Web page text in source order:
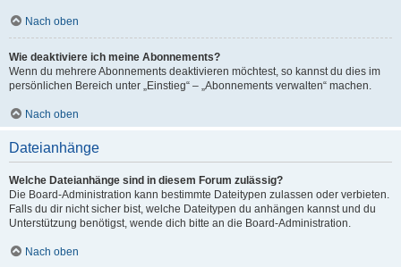
Nach oben
Wie deaktiviere ich meine Abonnements?
Wenn du mehrere Abonnements deaktivieren möchtest, so kannst du dies im
persönlichen Bereich unter „Einstieg“ – „Abonnements verwalten“ machen.
Nach oben
Dateianhänge
Welche Dateianhänge sind in diesem Forum zulässig?
Die Board-Administration kann bestimmte Dateitypen zulassen oder verbieten.
Falls du dir nicht sicher bist, welche Dateitypen du anhängen kannst und du
Unterstützung benötigst, wende dich bitte an die Board-Administration.
Nach oben